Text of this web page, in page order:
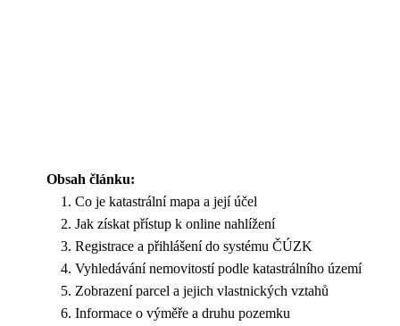
Obsah článku:
Co je katastrální mapa a její účel
Jak získat přístup k online nahlížení
Registrace a přihlášení do systému ČÚZK
Vyhledávání nemovitostí podle katastrálního území
Zobrazení parcel a jejich vlastnických vztahů
Informace o výměře a druhu pozemku